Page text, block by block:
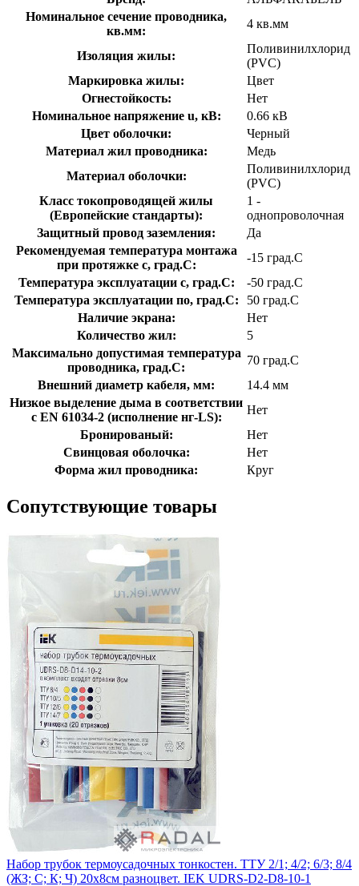
Номинальное сечение проводника,
кв.мм:
4 кв.мм
Изоляция жилы:
Поливинилхлорид
(PVC)
Маркировка жилы:
Цвет
Огнестойкость:
Нет
Номинальное напряжение u, кВ:
0.66 кВ
Цвет оболочки:
Черный
Материал жил проводника:
Медь
Материал оболочки:
Поливинилхлорид
(PVC)
Класс токопроводящей жилы
(Европейские стандарты):
1 -
однопроволочная
Защитный провод заземления:
Да
Рекомендуемая температура монтажа
при протяжке с, град.C:
-15 град.C
Температура эксплуатации с, град.C:
-50 град.C
Температура эксплуатации по, град.C:
50 град.C
Наличие экрана:
Нет
Количество жил:
5
Максимально допустимая температура
проводника, град.C:
70 град.C
Внешний диаметр кабеля, мм:
14.4 мм
Низкое выделение дыма в соответствии
с EN 61034-2 (исполнение нг-LS):
Нет
Бронированый:
Нет
Свинцовая оболочка:
Нет
Форма жил проводника:
Круг
Сопутствующие товары
Набор трубок термоусадочных тонкостен. ТТУ 2/1; 4/2; 6/3; 8/4
(ЖЗ; С; К; Ч) 20х8см разноцвет. IEK UDRS-D2-D8-10-1